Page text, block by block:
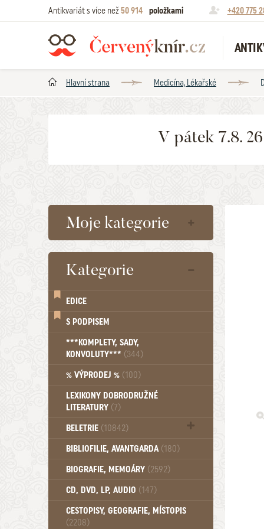
Antikvariát s více než50 914 položkami +420 775
Hlavní strana Medicína, Lékařské
V pátek 7.8.
Moje kategorie
Kategorie
EDICE
S PODPISEM
***KOMPLETY, SADY,
KONVOLUTY*** (344)
% VÝPRODEJ % (100)
LEXIKONY DOBRODRUŽNÉ
LITERATURY (7)
BELETRIE (10842)
Beletrie - Historická (1388)
Beletrie - Povídky (1758)
Beletrie - Válečné romány (489)
Beletrie - Ženské a dívčí romány
(1522)
BIBLIOFILIE, AVANTGARDA (180)
BIOGRAFIE, MEMOÁRY (2592)
CD, DVD, LP, AUDIO (147)
CESTOPISY, GEOGRAFIE, MÍSTOPIS
(2208)